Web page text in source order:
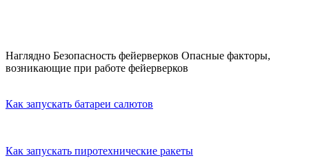
Наглядно Безопасность фейерверков Опасные факторы,
возникающие при работе фейерверков
Как запускать батареи салютов
Как запускать пиротехнические ракеты